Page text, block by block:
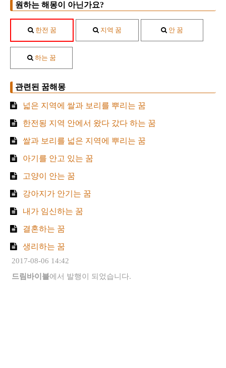
원하는 해몽이 아닌가요?
한전 꿈 지역 꿈 안 꿈
하는 꿈
관련된 꿈해몽
넓은 지역에 쌀과 보리를 뿌리는 꿈
한전됭 지역 안에서 왔다 갔다 하는 꿈
쌀과 보리를 넓은 지역에 뿌리는 꿈
아기를 안고 있는 꿈
고양이 안는 꿈
강아지가 안기는 꿈
내가 임신하는 꿈
결혼하는 꿈
생리하는 꿈
2017-08-06 14:42
드림바이블에서 발행이 되었습니다.